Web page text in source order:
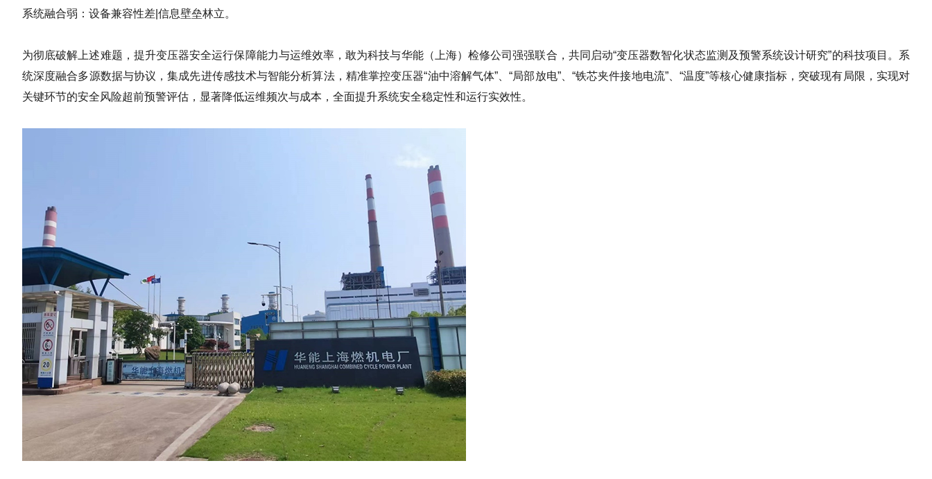
系统融合弱：设备兼容性差|信息壁垒林立。
为彻底破解上述难题，提升变压器安全运行保障能力与运维效率，敢为科技与华能（上海）检修公司强强联合，共同启动“变压器数智化状态监测及预警系统设计研究”的科技项目。系
统深度融合多源数据与协议，集成先进传感技术与智能分析算法，精准掌控变压器“油中溶解气体”、“局部放电”、“铁芯夹件接地电流”、“温度”等核心健康指标，突破现有局限，实现对
关键环节的安全风险超前预警评估，显著降低运维频次与成本，全面提升系统安全稳定性和运行实效性。